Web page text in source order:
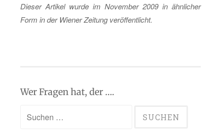
Die­ser Ar­ti­kel wurde im No­vem­ber 2009 in ähn­li­cher
Form in der Wie­ner Zei­tung ver­öf­fent­licht.
Wer Fragen hat, der ….
Suchen